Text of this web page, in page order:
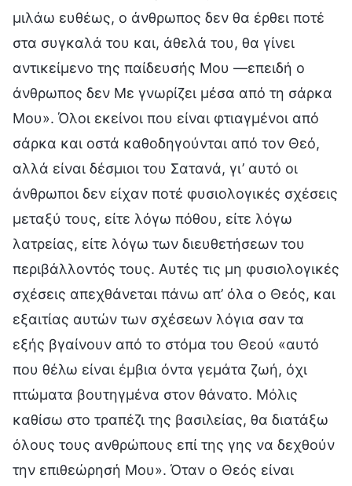
μιλάω ευθέως, ο άνθρωπος δεν θα έρθει ποτέ
στα συγκαλά του και, άθελά του, θα γίνει
αντικείμενο της παίδευσής Μου —επειδή ο
άνθρωπος δεν Με γνωρίζει μέσα από τη σάρκα
Μου». Όλοι εκείνοι που είναι φτιαγμένοι από
σάρκα και οστά καθοδηγούνται από τον Θεό,
αλλά είναι δέσμιοι του Σατανά, γι’ αυτό οι
άνθρωποι δεν είχαν ποτέ φυσιολογικές σχέσεις
μεταξύ τους, είτε λόγω πόθου, είτε λόγω
λατρείας, είτε λόγω των διευθετήσεων του
περιβάλλοντός τους. Αυτές τις μη φυσιολογικές
σχέσεις απεχθάνεται πάνω απ’ όλα ο Θεός, και
εξαιτίας αυτών των σχέσεων λόγια σαν τα
εξής βγαίνουν από το στόμα του Θεού «αυτό
που θέλω είναι έμβια όντα γεμάτα ζωή, όχι
πτώματα βουτηγμένα στον θάνατο. Μόλις
καθίσω στο τραπέζι της βασιλείας, θα διατάξω
όλους τους ανθρώπους επί της γης να δεχθούν
την επιθεώρησή Μου». Όταν ο Θεός είναι